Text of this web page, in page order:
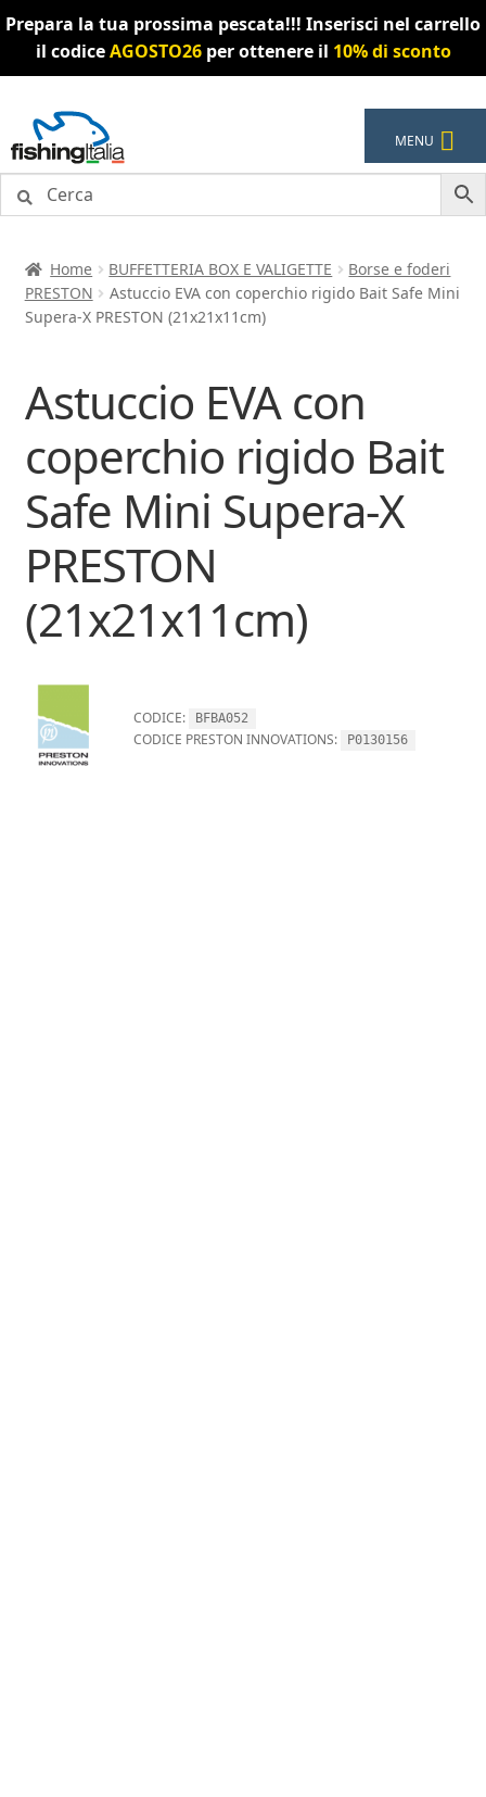
Prepara la tua prossima pescata!!! Inserisci nel carrello
il codiceAGOSTO26per ottenere il 10% di sconto
alla
navigazione
al
contenuto
MENU
Home BUFFETTERIA BOX E VALIGETTE
Borse e foderi
PRESTON
Astuccio EVA con coperchio rigido Bait Safe Mini
Supera-X PRESTON (21x21x11cm)
Astuccio EVA con
coperchio rigido Bait
Safe Mini Supera-X
PRESTON
(21x21x11cm)
CODICE: BFBA052
CODICE PRESTON INNOVATIONS: P0130156